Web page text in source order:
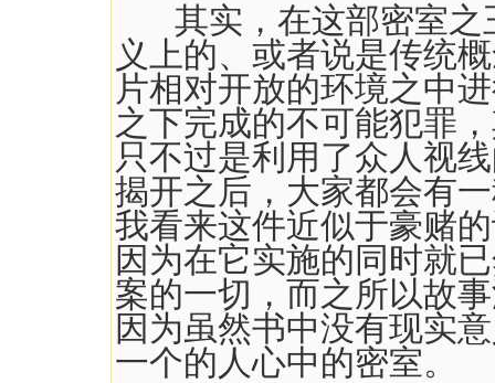
其实，在这部密室之
义上的、或者说是传统
片相对开放的环境之中
之下完成的不可能犯罪
只不过是利用了众人视
揭开之后，大家都会有
我看来这件近似于豪赌
因为在它实施的同时就
案的一切，而之所以故
因为虽然书中没有现实
一个的人心中的密室。